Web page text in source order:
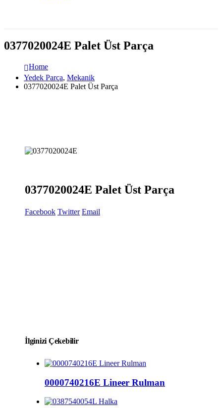
0377020024E Palet Üst Parça
Home
Yedek Parça, Mekanik
0377020024E Palet Üst Parça
0377020024E Palet Üst Parça
Facebook Twitter Email
İlginizi Çekebilir
0000740216E Lineer Rulman